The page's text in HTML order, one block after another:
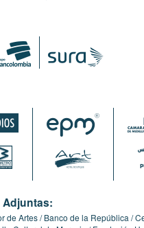
de Artes Banco de la República